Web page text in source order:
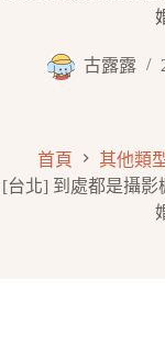
古露露
首頁 其他類
[台北] 到處都是攝影